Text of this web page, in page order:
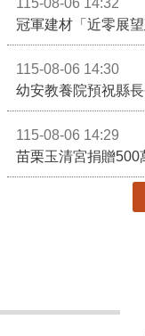
115-08-06 14:32
115-08-06 14:30
幼安教養院預祝縣
115-08-06 14:29